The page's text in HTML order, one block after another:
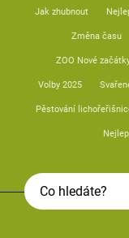
Jak zhubnout
Změna času
ZOO Nové
Volby 2025
Pěstování